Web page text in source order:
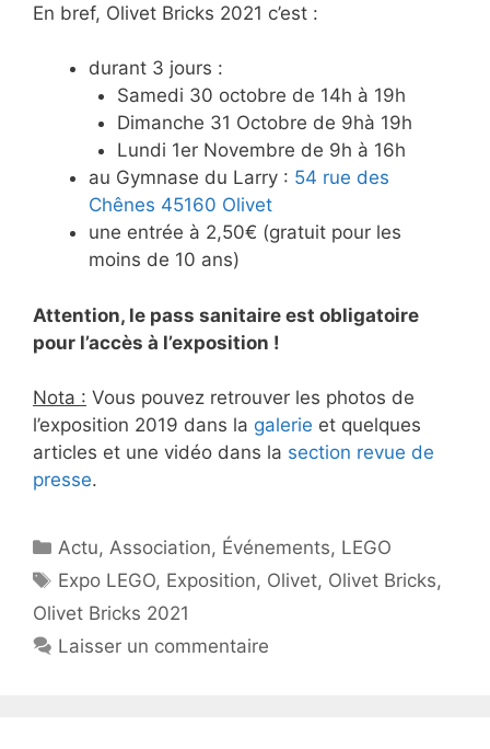
En bref, Olivet Bricks 2021 c’est :
durant 3 jours :
Samedi 30 octobre de 14h à 19h
Dimanche 31 Octobre de 9hà 19h
Lundi 1er Novembre de 9h à 16h
au Gymnase du Larry : 54 rue des
Chênes 45160 Olivet
une entrée à 2,50€ (gratuit pour les
moins de 10 ans)
Attention, le pass sanitaire est obligatoire
pour l’accès à l’exposition !
Nota : Vous pouvez retrouver les photos de
l’exposition 2019 dans la galerie et quelques
articles et une vidéo dans la section revue de
presse.
Catégories
Actu,Association, Événements, LEGO
Étiquettes
Expo LEGO, Exposition, Olivet, Olivet Bricks,
Olivet Bricks 2021
Laisser un commentaire